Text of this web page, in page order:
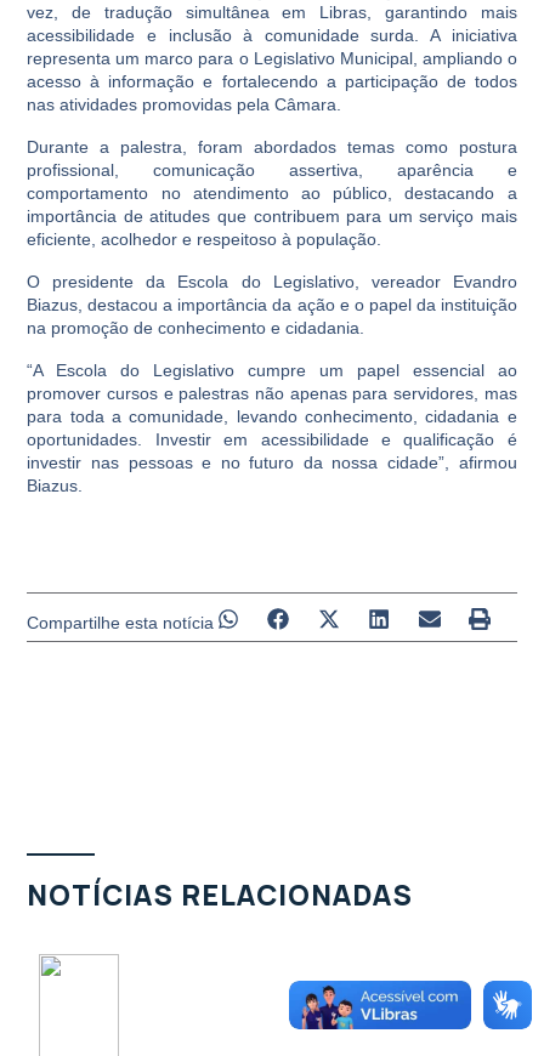
vez, de tradução simultânea em Libras, garantindo mais
acessibilidade e inclusão à comunidade surda. A iniciativa
representa um marco para o Legislativo Municipal, ampliando o
acesso à informação e fortalecendo a participação de todos
nas atividades promovidas pela Câmara.
Durante a palestra, foram abordados temas como postura
profissional, comunicação assertiva, aparência e
comportamento no atendimento ao público, destacando a
importância de atitudes que contribuem para um serviço mais
eficiente, acolhedor e respeitoso à população.
O presidente da Escola do Legislativo, vereador Evandro
Biazus, destacou a importância da ação e o papel da instituição
na promoção de conhecimento e cidadania.
“A Escola do Legislativo cumpre um papel essencial ao
promover cursos e palestras não apenas para servidores, mas
para toda a comunidade, levando conhecimento, cidadania e
oportunidades. Investir em acessibilidade e qualificação é
investir nas pessoas e no futuro da nossa cidade”, afirmou
Biazus.
Compartilhe esta notícia
NOTÍCIAS RELACIONADAS